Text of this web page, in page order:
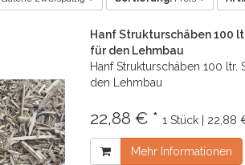
Hanf Strukturschäben 100
für den Lehmbau
Hanf Strukturschäben 100 ltr.
den Lehmbau
22,88 € * 1 Stück | 22,88
Mehr Informationen